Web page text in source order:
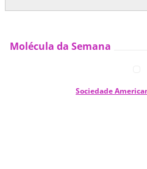
Molécula da Semana
Sociedade